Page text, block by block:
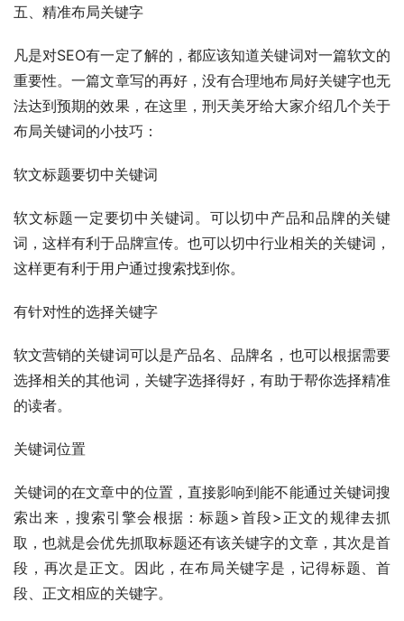
五、精准布局关键字
凡是对SEO有一定了解的，都应该知道关键词对一篇软文的
重要性。一篇文章写的再好，没有合理地布局好关键字也无
法达到预期的效果，在这里，刑天美牙给大家介绍几个关于
布局关键词的小技巧：
软文标题要切中关键词
软文标题一定要切中关键词。可以切中产品和品牌的关键
词，这样有利于品牌宣传。也可以切中行业相关的关键词，
这样更有利于用户通过搜索找到你。
有针对性的选择关键字
软文营销的关键词可以是产品名、品牌名，也可以根据需要
选择相关的其他词，关键字选择得好，有助于帮你选择精准
的读者。
关键词位置
关键词的在文章中的位置，直接影响到能不能通过关键词搜
索出来，搜索引擎会根据：标题>首段>正文的规律去抓
取，也就是会优先抓取标题还有该关键字的文章，其次是首
段，再次是正文。因此，在布局关键字是，记得标题、首
段、正文相应的关键字。